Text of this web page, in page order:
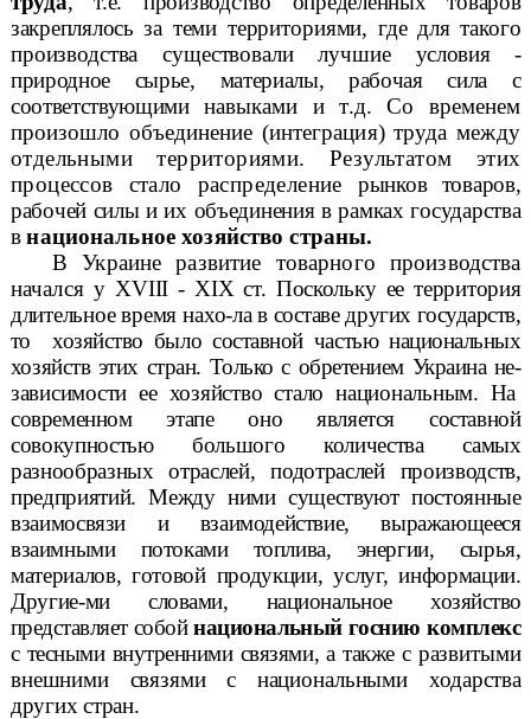
закреплялось за теми территориями, где для такого
производства существовали лучшие условия -
природное сырье, материалы, рабочая сила с
соответствующими навыками и т.д. Со временем
произошло объединение (интеграция) труда между
отдельными территориями. Результатом этих
процессов стало распределение рынков товаров,
рабочей силы и их объединения в рамках государства
внациональное хозяйство страны.
В Украине развитие товарного производства
началсяу ХVIII - XIXст. Поскольку ее территория
длительное время нахо-ла в составе других государств,
то
хозяйство было составной частью национальных
хозяйств этих стран. Только с обретением Украина не-
зависимости ее хозяйство стало национальным. На
современном этапе оно является составной
совокупностью большого количества самых
разнообразных отраслей, подотраслей производств,
предприятий. Между ними существуют постоянные
взаимосвязи и взаимодействие, выражающееся
взаимными потоками топлива, энергии, сырья,
материалов, готовой продукции, услуг, информации.
Другие-ми словами, национальное хозяйство
представляет собойнациональный госнию комплекс
с тесными внутренними связями, а также с развитыми
внешними связями с национальными ходарства
других стран.